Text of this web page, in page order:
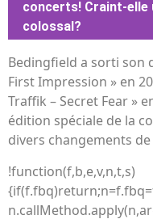
concerts! Craint-elle
colossal?
Bedingfield a sorti son
First Impression » en
Traffik – Secret Fear »
édition spéciale de la
divers changements
!function(f,b,e,v,n,t,s)